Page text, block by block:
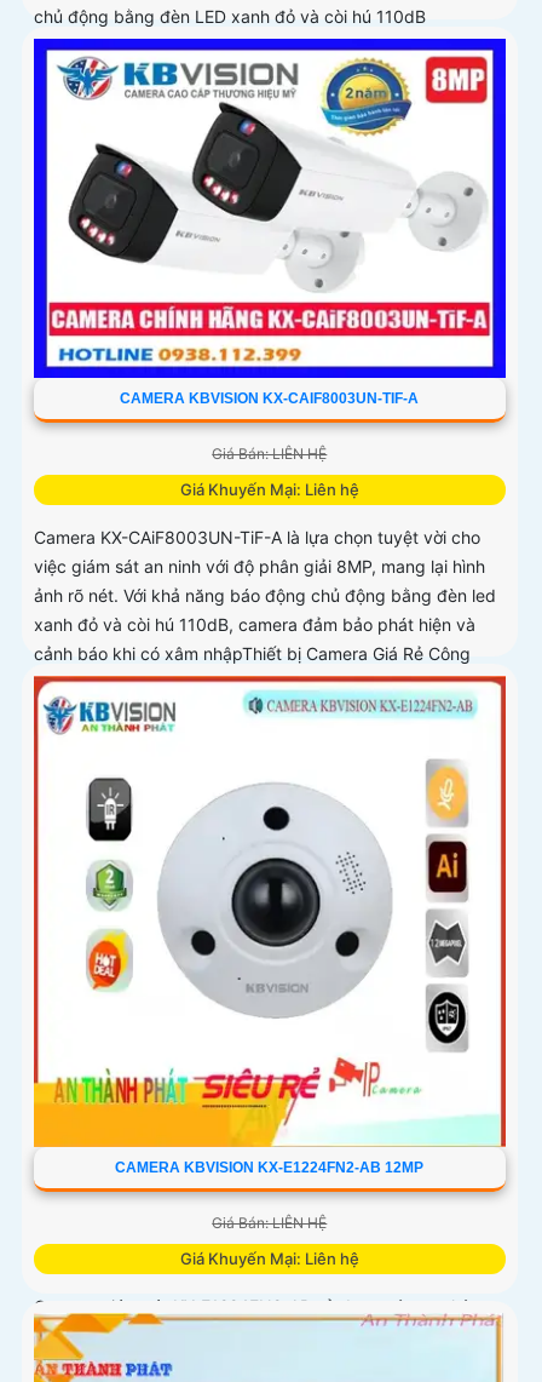
chủ động bằng đèn LED xanh đỏ và còi hú 110dB
CAMERA KBVISION KX-CAIF8003UN-TIF-A
Giá Bán: LIÊN HỆ
Giá Khuyến Mại: Liên hệ
Camera KX-CAiF8003UN-TiF-A là lựa chọn tuyệt vời cho
việc giám sát an ninh với độ phân giải 8MP, mang lại hình
ảnh rõ nét. Với khả năng báo động chủ động bằng đèn led
xanh đỏ và còi hú 110dB, camera đảm bảo phát hiện và
cảnh báo khi có xâm nhậpThiết bị Camera Giá Rẻ Công
Nghệ POE KX-CAiF8003UN-TiF-A tích hợp chức năng cao
cấp Thu Âm Và Loa rõ ràng để mang lại trải nghiệm hình
ảnh và âm thanh tốt nhất
CAMERA KBVISION KX-E1224FN2-AB 12MP
Giá Bán: LIÊN HỆ
Giá Khuyến Mại: Liên hệ
Camera giám sát KX-E1224FN2-AB sử dụng công nghệ
Starlight tiên tiến, có khả năng giám sát tốt trong môi
trường thiếu ánh sáng. Với độ phân giải HD IP, sản phẩm